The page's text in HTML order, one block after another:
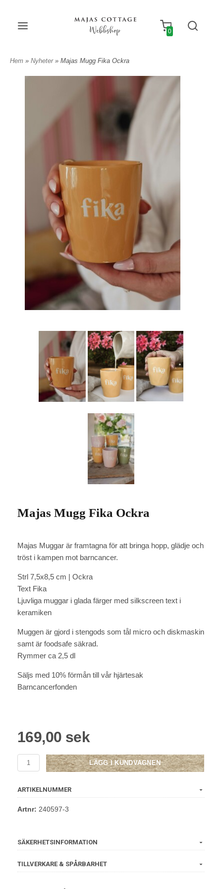
Webbshop 0
Hem » Nyheter » Majas Mugg Fika Ockra
Majas Mugg Fika Ockra
Majas Muggar är framtagna för att bringa hopp, glädje och
tröst i kampen mot barncancer.
Strl 7,5x8,5 cm | Ockra
Text Fika
Ljuvliga muggar i glada färger med silkscreen text i
keramiken
Muggen är gjord i stengods som tål micro och diskmaskin
samt är foodsafe säkrad.
Rymmer ca 2,5 dl
Säljs med 10% förmån till vår hjärtesak
Barncancerfonden
169,00 sek
LÄGG I KUNDVAGNEN
ARTIKELNUMMER
Artnr: 240597-3
SÄKERHETSINFORMATION
TILLVERKARE & SPÅRBARHET